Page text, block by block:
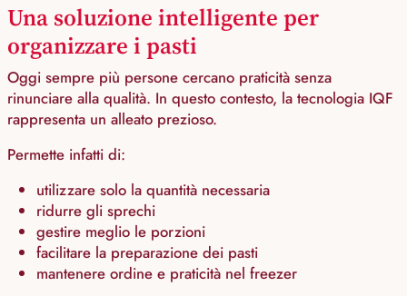
Una soluzione intelligente per
organizzare i pasti
Oggi sempre più persone cercano praticità senza
rinunciare alla qualità. In questo contesto, la tecnologia IQF
rappresenta un alleato prezioso.
Permette infatti di:
utilizzare solo la quantità necessaria
ridurre gli sprechi
gestire meglio le porzioni
facilitare la preparazione dei pasti
mantenere ordine e praticità nel freezer